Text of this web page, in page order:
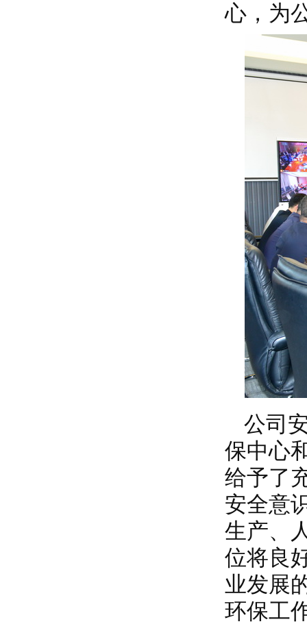
心，为
公司
保中心
给予了
安全意
生产、
位将良
业发展
环保工